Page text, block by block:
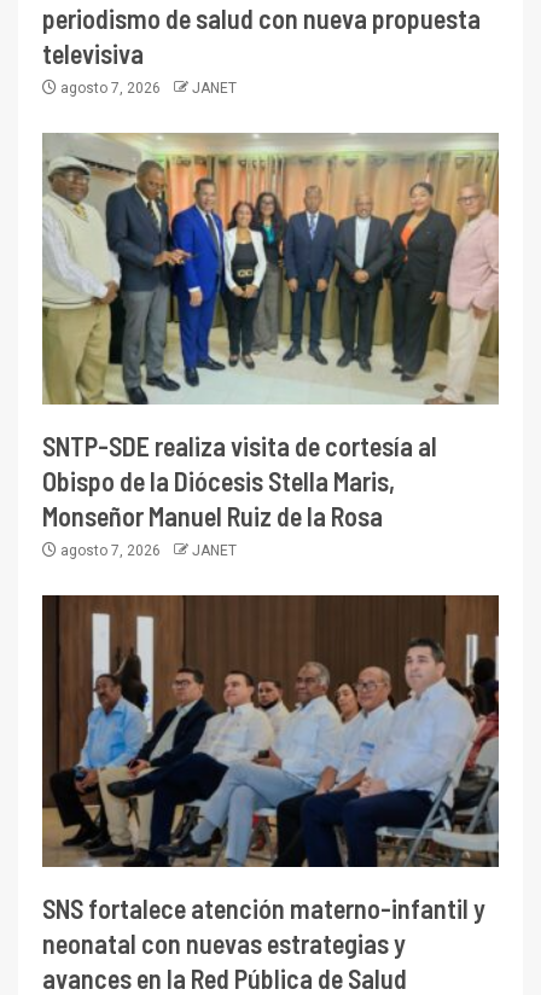
periodismo de salud con nueva propuesta
televisiva
agosto 7, 2026 JANET
SNTP-SDE realiza visita de cortesía al
Obispo de la Diócesis Stella Maris,
Monseñor Manuel Ruiz de la Rosa
agosto 7, 2026 JANET
SNS fortalece atención materno-infantil y
neonatal con nuevas estrategias y
avances en la Red Pública de Salud